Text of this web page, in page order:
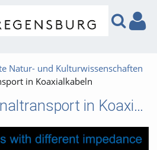
Natur- und Kulturwissenschaften
in Koaxialkabeln
Experiment: Signaltransport in Koaxialkabeln